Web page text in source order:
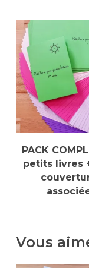
Sélectionner
Options
PACK
petits livres
Vous